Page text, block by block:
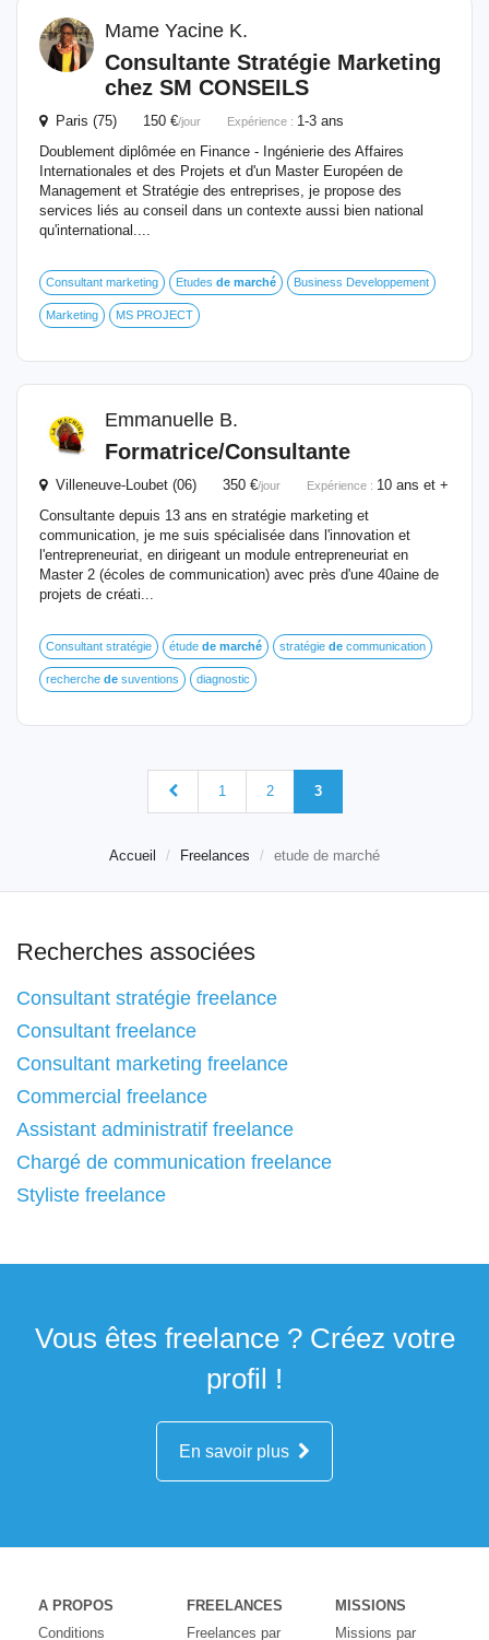
Mame Yacine K.
Consultante Stratégie Marketing
chez SM CONSEILS
Paris (75) 150 €/jour Expérience : 1-3 ans
Doublement diplômée en Finance - Ingénierie des Affaires
Internationales et des Projets et d'un Master Européen de
Management et Stratégie des entreprises, je propose des
services liés au conseil dans un contexte aussi bien national
qu'international....
Consultant marketing Etudes de marché Business Developpement
Marketing MS PROJECT
Emmanuelle B.
Formatrice/Consultante
Villeneuve-Loubet (06) 350 €/jour Expérience : 10 ans et +
Consultante depuis 13 ans en stratégie marketing et
communication, je me suis spécialisée dans l'innovation et
l'entrepreneuriat, en dirigeant un module entrepreneuriat en
Master 2 (écoles de communication) avec près d'une 40aine de
projets de créati...
Consultant stratégie étude de marché stratégie de communication
recherche de suventions diagnostic
1 2 3
Accueil Freelances etude de marché
Recherches associées
Consultant stratégie freelance
Consultant freelance
Consultant marketing freelance
Commercial freelance
Assistant administratif freelance
Chargé de communication freelance
Styliste freelance
Vous êtes freelance ? Créez votre
profil !
En savoir plus
A PROPOS
Conditions
FREELANCES
Freelances par
MISSIONS
Missions par